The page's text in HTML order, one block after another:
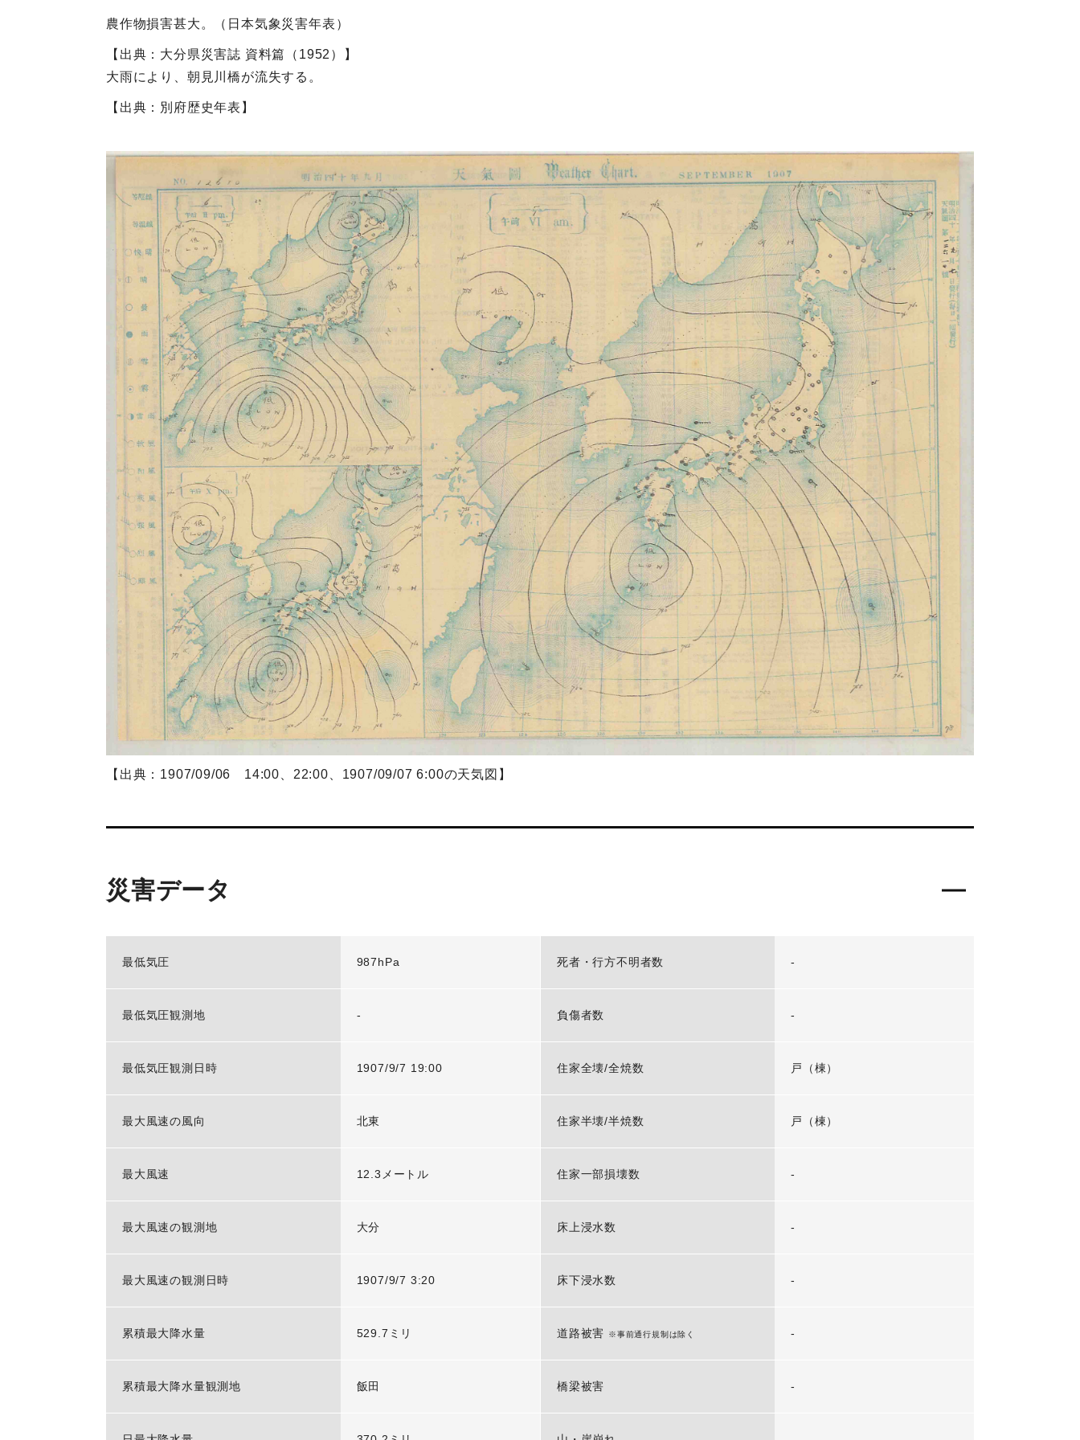
農作物損害甚大。（日本気象災害年表）
【出典：大分県災害誌 資料篇（1952）】
大雨により、朝見川橋が流失する。
【出典：別府歴史年表】
【出典：1907/09/06 14:00、22:00、1907/09/07 6:00の天気図】
災害データ
最低気圧 987hPa
最低気圧観測地 -
最低気圧観測日時 1907/9/7 19:00
最大風速の風向 北東
最大風速 12.3メートル
最大風速の観測地 大分
最大風速の観測日時 1907/9/7 3:20
累積最大降水量 529.7ミリ
累積最大降水量観測地 飯田
死者・行方不明者数 -
負傷者数 -
住家全壊/全焼数 戸（棟）
住家半壊/半焼数 戸（棟）
住家一部損壊数 -
床上浸水数 -
床下浸水数 -
道路被害 ※事前通行規制は除く -
橋梁被害 -